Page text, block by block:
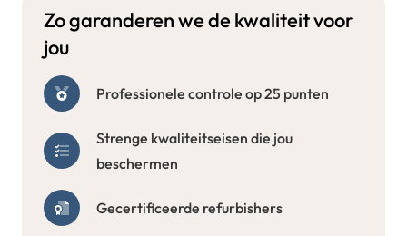
Zo garanderen we de kwaliteit voor
jou
Professionele controle op 25 punten
Strenge kwaliteitseisen die jou
beschermen
Gecertificeerde refurbishers